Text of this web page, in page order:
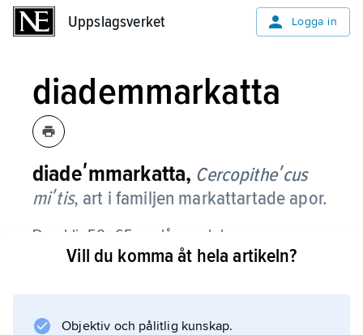
Uppslagsverket Logga in
diademmarkatta
diadeʹmmarkatta, Cercopitheʹcus
miʹtis, art i familjen markattartade apor.
Den blir 50–65 cm lång och har en svans
som är något längre än kroppen. Det finns
mörkare underarterna har ett mer eller mindre
Vill du komma åt hela artikeln?
Objektiv och pålitlig kunskap.